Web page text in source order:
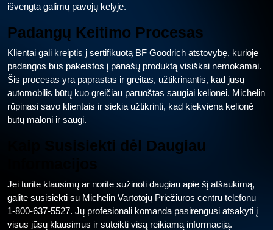
išvengta galimų pavojų kelyje.
Padangų Keitimo Procesas
Klientai gali kreiptis į sertifikuotą BF Goodrich atstovybę, kurioje
padangos bus pakeistos į panašų produktą visiškai nemokamai.
Šis procesas yra paprastas ir greitas, užtikrinantis, kad jūsų
automobilis būtų kuo greičiau paruoštas saugiai kelionei. Michelin
rūpinasi savo klientais ir siekia užtikrinti, kad kiekviena kelionė
būtų maloni ir saugi.
Kaip Susisiekti dėl Daugiau
Informacijos
Jei turite klausimų ar norite sužinoti daugiau apie šį atšaukimą,
galite susisiekti su Michelin Vartotojų Priežiūros centru telefonu
1-800-637-5527. Jų profesionali komanda pasirengusi atsakyti į
visus jūsų klausimus ir suteikti visą reikiamą informaciją.